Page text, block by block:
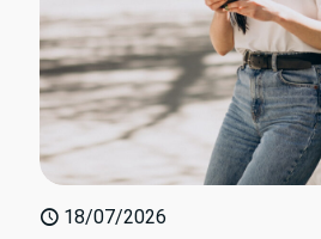
18/07/2026